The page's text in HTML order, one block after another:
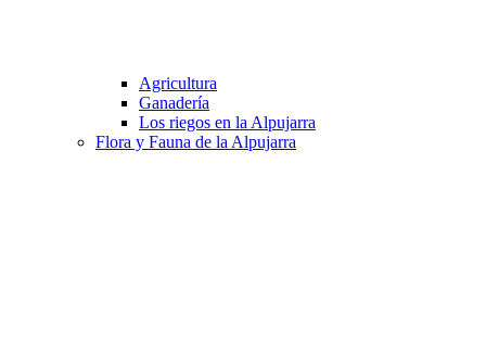
Agricultura
Ganadería
Los riegos en la Alpujarra
Flora y Fauna de la Alpujarra